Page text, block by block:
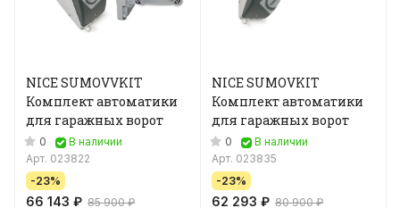
NICE SUMOVVKIT
Комплект автоматики
для гаражных ворот
0
В наличии
Арт. 023822
-23%
66 143 ₽ 85 900 ₽
NICE SUMOVKIT
Комплект автоматики
для гаражных ворот
0
В наличии
Арт. 023835
-23%
62 293 ₽ 80 900 ₽